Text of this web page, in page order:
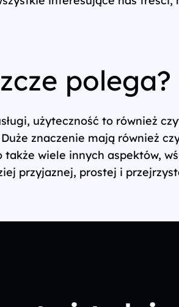
polega?
użyteczność to również
znaczenie mają również
wiele innych aspektów,
przyjaznej, prostej i